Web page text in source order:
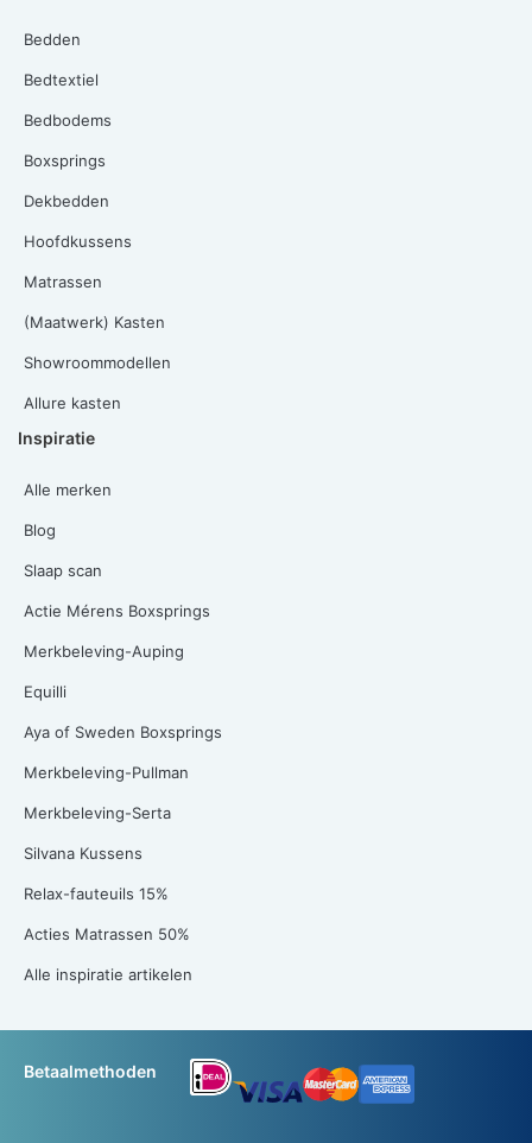
Bedden
Bedtextiel
Bedbodems
Boxsprings
Dekbedden
Hoofdkussens
Matrassen
(Maatwerk) Kasten
Showroommodellen
Allure kasten
Inspiratie
Alle merken
Blog
Slaap scan
Actie Mérens Boxsprings
Merkbeleving-Auping
Equilli
Aya of Sweden Boxsprings
Merkbeleving-Pullman
Merkbeleving-Serta
Silvana Kussens
Relax-fauteuils 15%
Acties Matrassen 50%
Alle inspiratie artikelen
Betaalmethoden